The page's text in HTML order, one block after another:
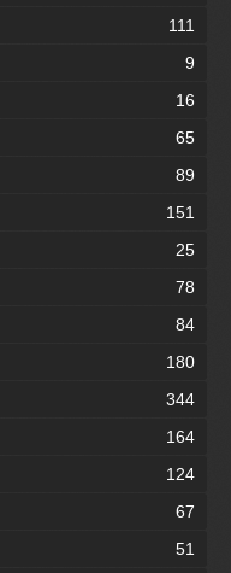
111
9
16
65
89
151
25
78
84
180
344
164
124
67
51